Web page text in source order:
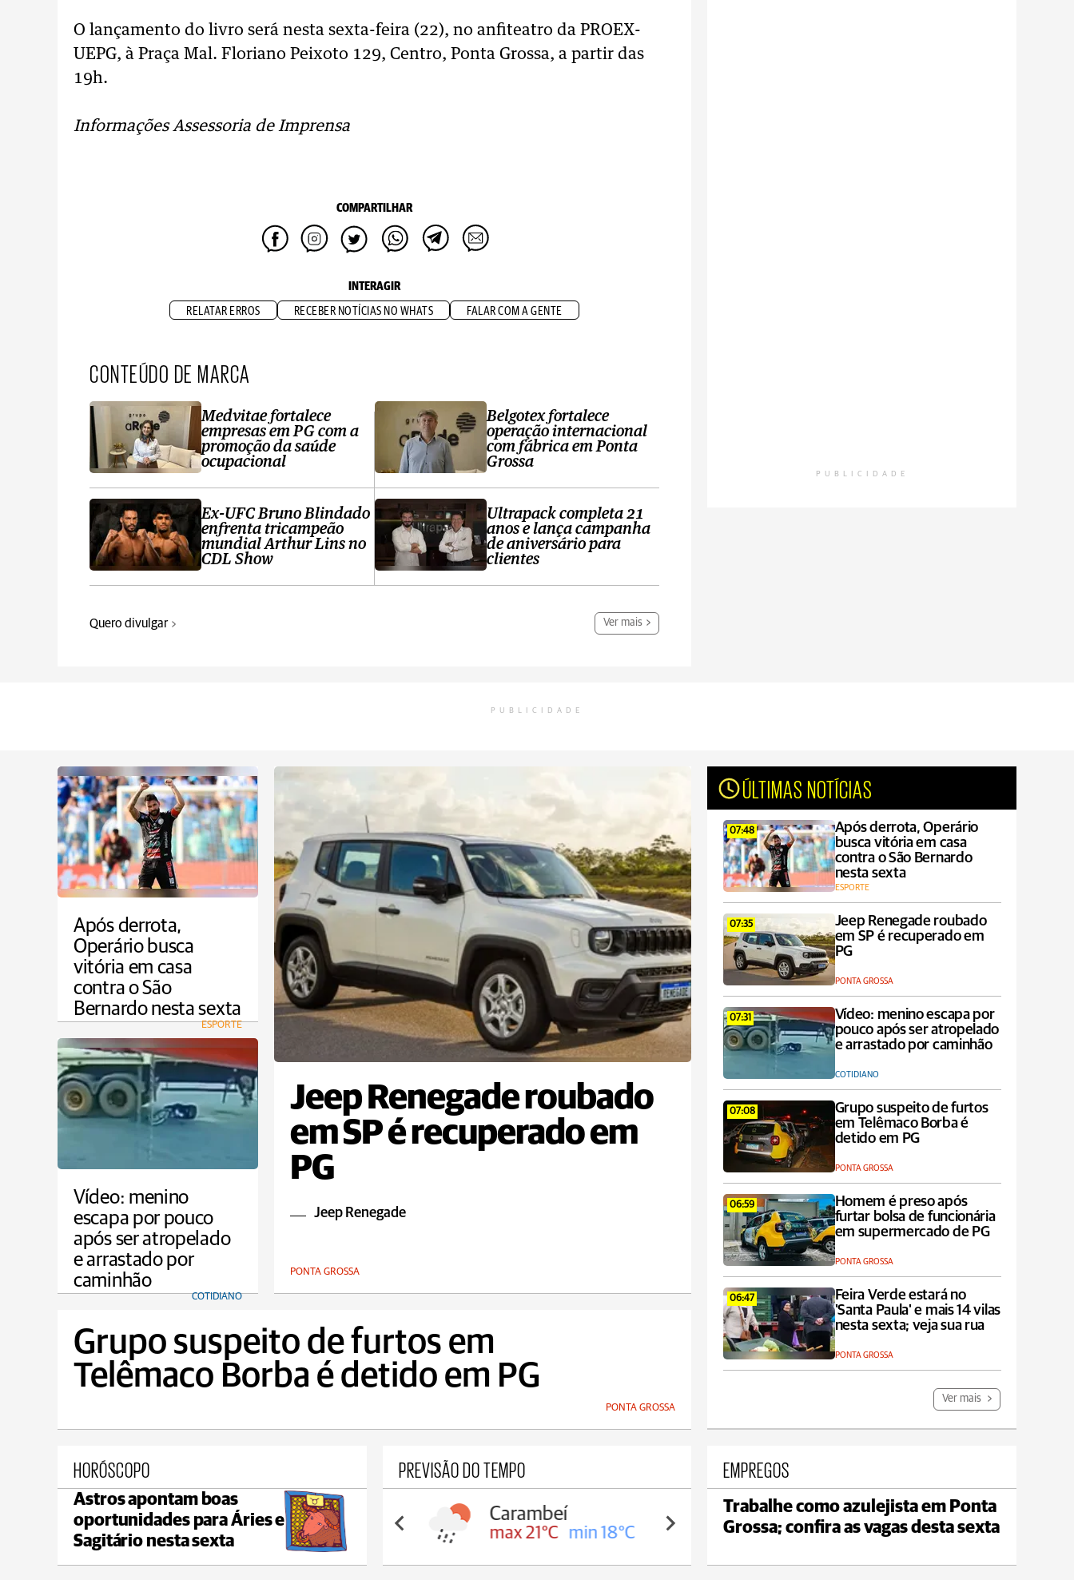
O lançamento do livro será nesta sexta-feira (22), no anfiteatro da PROEX-
UEPG, à Praça Mal. Floriano Peixoto 129, Centro, Ponta Grossa, a partir das
19h.
Informações Assessoria de Imprensa
COMPARTILHAR
INTERAGIR
RELATAR ERROS RECEBER NOTÍCIAS NO WHATS FALAR COM A GENTE
CONTEÚDO DE MARCA
Medvitae fortalece
empresas em PG com a
promoção da saúde
ocupacional
Ex-UFC Bruno Blindado
enfrenta tricampeão
mundial Arthur Lins no
CDL Show
Belgotex fortalece
operação internacional
com fábrica em Ponta
Grossa
Ultrapack completa 21
anos e lança campanha
de aniversário para
clientes
Quero divulgar Ver mais
PUBLICIDADE
PUBLICIDADE
Após derrota,
Operário busca
vitória em casa
contra o São
Bernardo nesta sexta
ESPORTE
Jeep Renegade roubado
em SP é recuperado em
PG
Jeep Renegade
PONTA GROSSA
ÚLTIMAS NOTÍCIAS
07:48
Após derrota, Operário
busca vitória em casa
contra o São Bernardo
nesta sexta
ESPORTE
07:35
Jeep Renegade roubado
em SP é recuperado em
PG
PONTA GROSSA
07:31
Vídeo: menino escapa por
pouco após ser atropelado
e arrastado por caminhão
COTIDIANO
07:08
Grupo suspeito de furtos
em Telêmaco Borba é
detido em PG
PONTA GROSSA
06:59
Homem é preso após
furtar bolsa de funcionária
em supermercado de PG
PONTA GROSSA
06:47
Feira Verde estará no
'Santa Paula' e mais 14 vilas
nesta sexta; veja sua rua
PONTA GROSSA
Ver mais
Vídeo: menino
escapa por pouco
após ser atropelado
e arrastado por
caminhão
COTIDIANO
Grupo suspeito de furtos em
Telêmaco Borba é detido em PG
PONTA GROSSA
HORÓSCOPO
Astros apontam boas
oportunidades para Áries e
Sagitário nesta sexta
PREVISÃO DO TEMPO
Castro
max 22°C min 18°C
Carambeí
max 21°C min 18°C
Jaguariaíva
max 22°C min 19°C
EMPREGOS
Trabalhe como azulejista em Ponta
Grossa; confira as vagas desta sexta